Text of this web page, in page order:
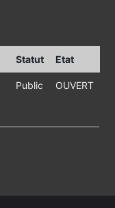
Statut Etat
Public OUVERT